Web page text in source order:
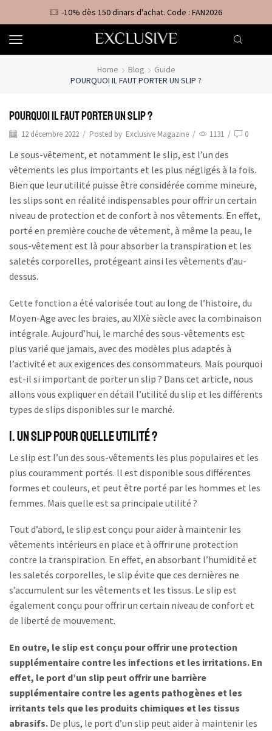
-10% dès 150 dinars d'achat. Code : FAN2026
Home Blog
Guide
POURQUOI IL FAUT PORTER UN SLIP ?
Pourquoi il faut porter un slip ?
12 décembre 2022 / Posted by Exclusive Magazine / 1131 / 0
Le sous-vêtement, et notamment le slip, est l’un des
vêtements les plus importants et les plus négligés à la fois.
Bien que leur utilité puisse être considérée comme mineure,
les slips sont en réalité indispensables pour offrir un certain
niveau de protection et de confort à nos vêtements. En effet,
porté en première couche de vêtement, à même la peau, le
sous-vêtement est là pour absorber la transpiration et les
saletés corporelles, protégeant ainsi les vêtements d’au-
dessus.
Cette fonction a été valorisée tout au long de l’histoire, du
Moyen-Age avec les braies, au XIXè siècle avec la combinaison
intégrale. Aujourd’hui, le marché des sous-vêtements est
plus varié que jamais, avec des modèles plus adaptés à
l’activité et aux exigences des consommateurs. Mais pourquoi
est-il si important de porter un slip ? Dans cet article, nous
allons vous expliquer en détail l’utilité du slip et les différents
types de slips disponibles sur le marché.
1. Un slip pour quelle utilité ?
Le slip est l’un des sous-vêtements les plus populaires et les
plus couramment portés. Il est disponible sous différentes
formes et couleurs, et peut être porté par les hommes et les
femmes. Mais quelle est sa principale utilité ?
Tout d’abord, le slip est conçu pour aider à maintenir les
vêtements intérieurs en place et à offrir une protection
contre la transpiration. En effet, en absorbant l’humidité et
les saletés corporelles, le slip évite que ces dernières ne
s’accumulent sur les vêtements et les tissus. Le slip est
également conçu pour offrir un certain niveau de confort et
de liberté de mouvement.
En outre, le slip est conçu pour offrir une protection
supplémentaire contre les infections et les irritations. En
effet, le port d’un slip peut offrir une barrière
supplémentaire contre les agents pathogènes et les
irritants tels que les produits chimiques et les tissus
abrasifs. De plus, le port d’un slip peut aider à maintenir les